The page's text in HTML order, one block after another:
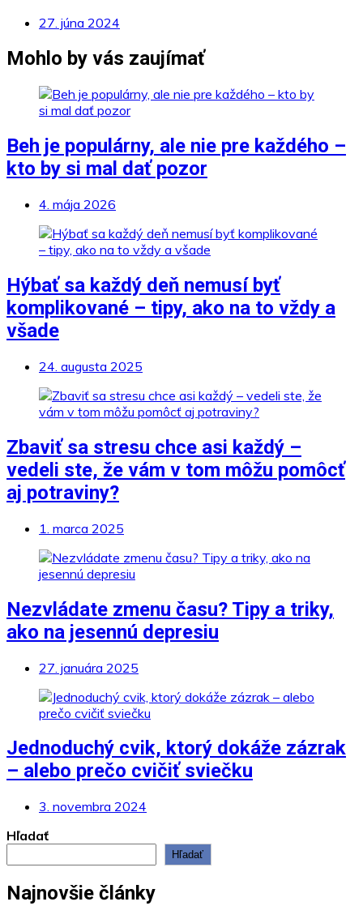
27. júna 2024
Mohlo by vás zaujímať
Beh je populárny, ale nie pre každého –
kto by si mal dať pozor
4. mája 2026
Hýbať sa každý deň nemusí byť
komplikované – tipy, ako na to vždy a
všade
24. augusta 2025
Zbaviť sa stresu chce asi každý –
vedeli ste, že vám v tom môžu pomôcť
aj potraviny?
1. marca 2025
Nezvládate zmenu času? Tipy a triky,
ako na jesennú depresiu
27. januára 2025
Jednoduchý cvik, ktorý dokáže zázrak
– alebo prečo cvičiť sviečku
3. novembra 2024
Hľadať
Hľadať
Najnovšie články